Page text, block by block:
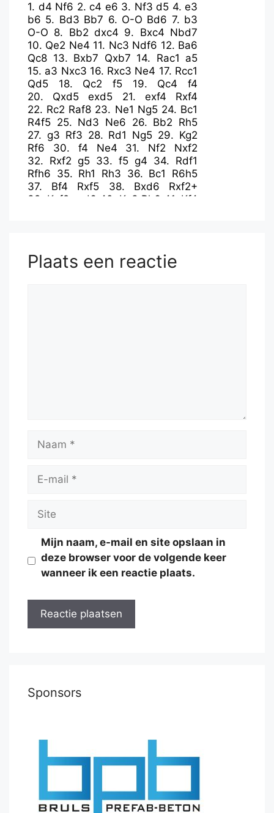
1. d4 Nf6 2. c4 e6 3. Nf3 d5 4. e3
b6 5. Bd3 Bb7 6. O-O Bd6 7. b3
O-O 8. Bb2 dxc4 9. Bxc4 Nbd7
10. Qe2 Ne4 11. Nc3 Ndf6 12. Ba6
Qc8 13. Bxb7 Qxb7 14. Rac1 a5
15. a3 Nxc3 16. Rxc3 Ne4 17. Rcc1
Qd5
18. Qc2 f5 19. Qc4
f4
20. Qxd5 exd5 21. exf4
Rxf4
22. Rc2 Raf8 23. Ne1 Ng5 24. Bc1
R4f5 25. Nd3 Ne6 26. Bb2 Rh5
27. g3 Rf3 28. Rd1 Ng5 29. Kg2
Rf6
30. f4 Ne4 31. Nf2
Nxf2
32. Rxf2 g5 33. f5 g4 34. Rdf1
Rfh6 35. Rh1 Rh3 36. Bc1
R6h5
37. Bf4 Rxf5 38. Bxd6
Rxf2+
39. Kxf2 cxd6 40. Ke3 Rh6 41. Kf4
Plaats een reactie
Naam
Site
Mijn naam, e-mail en site opslaan in
deze browser voor de volgende keer
wanneer ik een reactie plaats.
Sponsors